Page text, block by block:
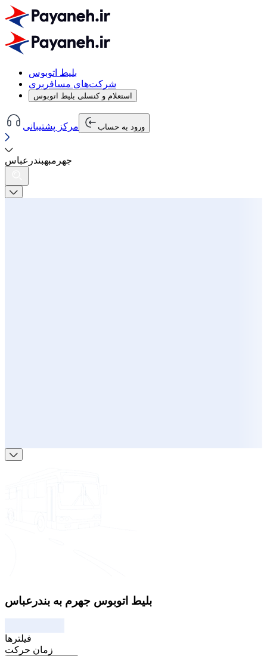
بلیط اتوبوس
شرکت‌های مسافربری
استعلام و کنسلی بلیط اتوبوس
مرکز پشتیبانی ورود به حساب
جهرمبهبندرعباس
بلیط اتوبوس جهرم به بندرعباس
فیلترها
زمان حرکت